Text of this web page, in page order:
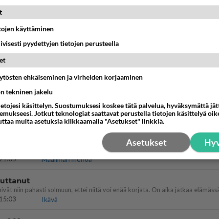
yhtään
edes oo
🤣🤣🤣🤣🤣
Ikävä
Kotimaiset julkkisjuorut
murhata mopopojan
Maailman menoa
Ikävä
käyttäminen
pyydettyjen tietojen perusteella
ehkäiseminen ja virheiden korjaaminen
tekninen jakelu
käsittelyn. Suostumuksesi koskee tätä palvelua, hyväksymättä
Jotkut teknologiat saattavat perustella tietojen käsittelyä
muita asetuksia klikkaamalla "Asetukset" linkkiä.
Asetukset